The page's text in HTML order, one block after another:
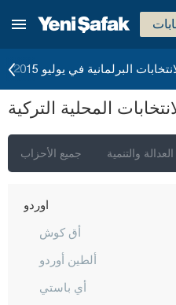
البرلمانية في يوليو 2015
المحلية التركية
جميع الأحزاب والتنمية
ماردين
مرسين
موغلا
موش
نيغدا
أوردو
أق كوش
ألطين أوردو
أي باستي